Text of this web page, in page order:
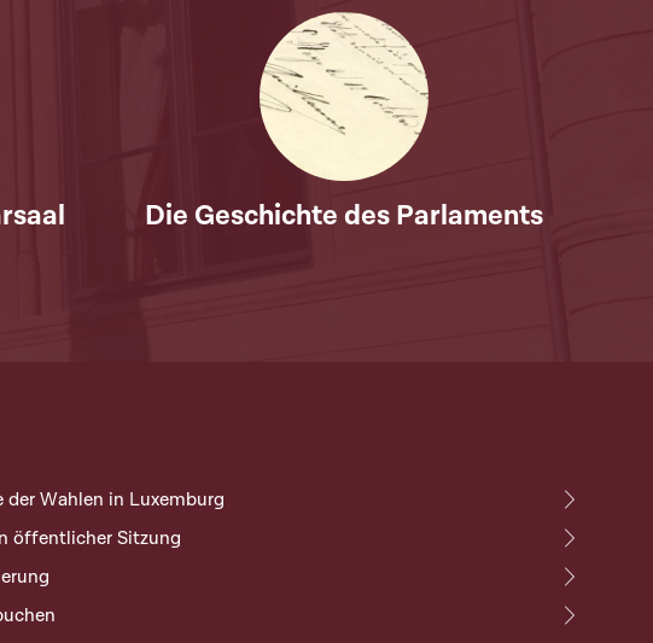
Die Geschichte des Parlaments
der Wahlen in Luxemburg
öffentlicher Sitzung